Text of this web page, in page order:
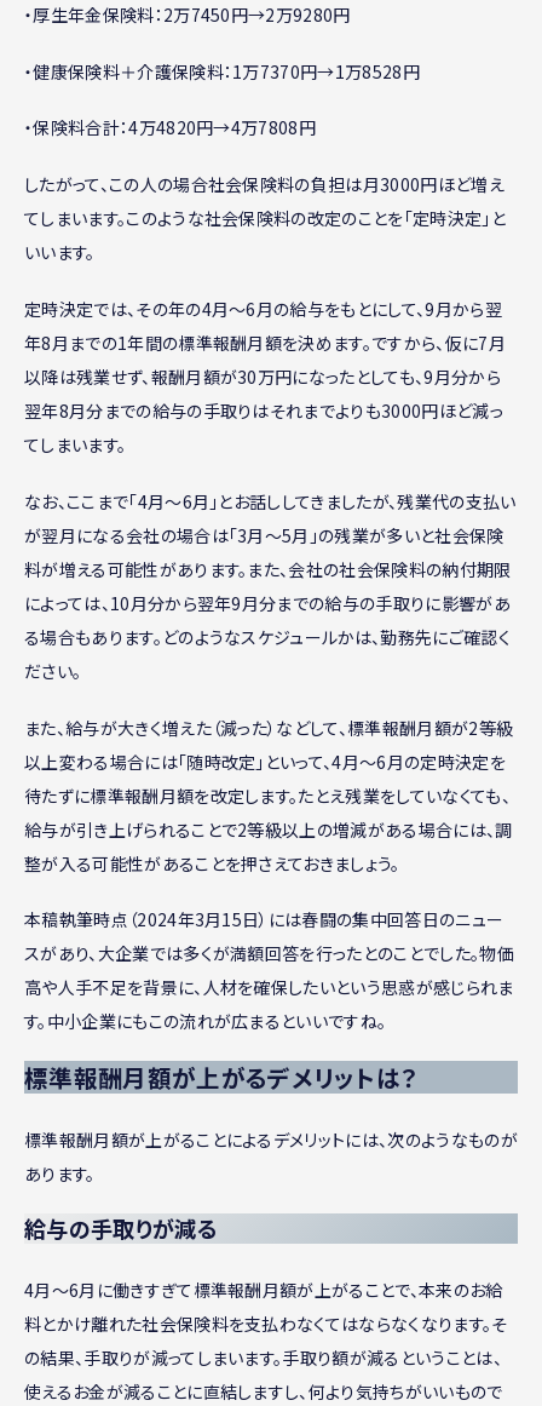
・厚生年金保険料：2万7450円→2万9280円
・健康保険料＋介護保険料：1万7370円→1万8528円
・保険料合計：4万4820円→4万7808円
したがって、この人の場合社会保険料の負担は月3000円ほど増え
てしまいます。このような社会保険料の改定のことを「定時決定」と
いいます。
定時決定では、その年の4月〜6月の給与をもとにして、9月から翌
年8月までの1年間の標準報酬月額を決めます。ですから、仮に7月
以降は残業せず、報酬月額が30万円になったとしても、9月分から
翌年8月分までの給与の手取りはそれまでよりも3000円ほど減っ
てしまいます。
なお、ここまで「4月〜6月」とお話ししてきましたが、残業代の支払い
が翌月になる会社の場合は「3月〜5月」の残業が多いと社会保険
料が増える可能性があります。また、会社の社会保険料の納付期限
によっては、10月分から翌年9月分までの給与の手取りに影響があ
る場合もあります。どのようなスケジュールかは、勤務先にご確認く
ださい。
また、給与が大きく増えた（減った）などして、標準報酬月額が2等級
以上変わる場合には「随時改定」といって、4月〜6月の定時決定を
待たずに標準報酬月額を改定します。たとえ残業をしていなくても、
給与が引き上げられることで2等級以上の増減がある場合には、調
整が入る可能性があることを押さえておきましょう。
本稿執筆時点（2024年3月15日）には春闘の集中回答日のニュー
スがあり、大企業では多くが満額回答を行ったとのことでした。物価
高や人手不足を背景に、人材を確保したいという思惑が感じられま
す。中小企業にもこの流れが広まるといいですね。
標準報酬月額が上がるデメリットは？
標準報酬月額が上がることによるデメリットには、次のようなものが
あります。
給与の手取りが減る
4月〜6月に働きすぎて標準報酬月額が上がることで、本来のお給
料とかけ離れた社会保険料を支払わなくてはならなくなります。そ
の結果、手取りが減ってしまいます。手取り額が減るということは、
使えるお金が減ることに直結しますし、何より気持ちがいいもので